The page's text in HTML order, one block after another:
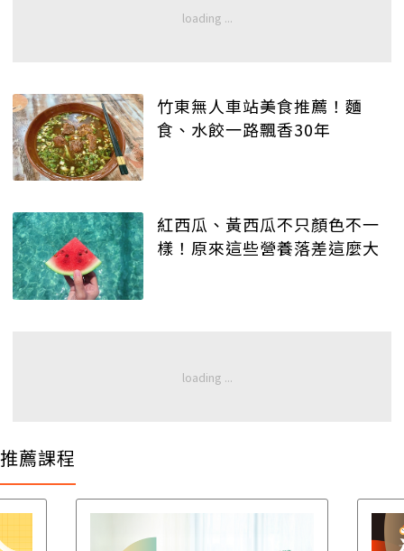
竹東無人車站美食推薦！麵
食、水餃一路飄香30年
紅西瓜、黃西瓜不只顏色不一
樣！原來這些營養落差這麼大
推薦課程